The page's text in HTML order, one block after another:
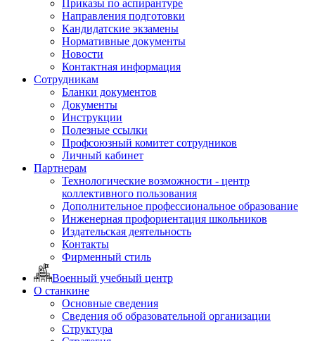
Приказы по аспирантуре
Направления подготовки
Кандидатские экзамены
Нормативные документы
Новости
Контактная информация
Сотрудникам
Бланки документов
Документы
Инструкции
Полезные ссылки
Профсоюзный комитет сотрудников
Личный кабинет
Партнерам
Технологические возможности - центр
коллективного пользования
Дополнительное профессиональное образование
Инженерная профориентация школьников
Издательская деятельность
Контакты
Фирменный стиль
Военный учебный центр
О станкине
Основные сведения
Сведения об образовательной организации
Структура